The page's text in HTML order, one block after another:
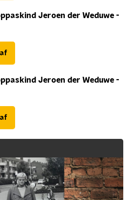
Jeroen der Weduwe -
Jeroen der Weduwe -